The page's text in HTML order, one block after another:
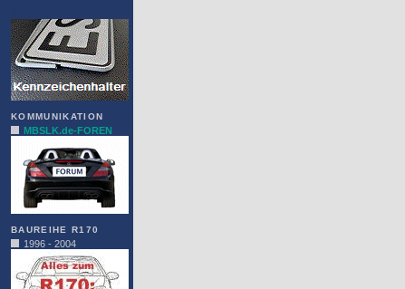
KOMMUNIKATION
MBSLK.de-FOREN
BAUREIHE R170
1996 - 2004